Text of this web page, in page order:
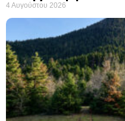
4 Αυγούστου 2026